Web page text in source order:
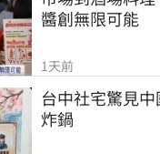
醬創無限可能
1天前
台中社宅驚見
炸鍋